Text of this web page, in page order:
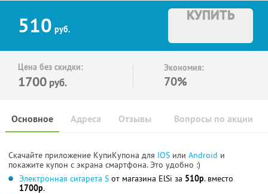
510 руб.
КУПИТЬ
Цена без скидки:
1700 руб.
Экономия:
70%
Основное Отзывы Вопросы по акции
Адреса
Скачайте приложение КупиКупона для IOS или Android и
покажите купон с экрана смартфона. Это удобно :)
Электронная сигарета S от магазина ElSi за 510р. вместо
1700р.